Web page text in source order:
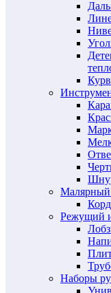
Малярный
Режущий
Наборы